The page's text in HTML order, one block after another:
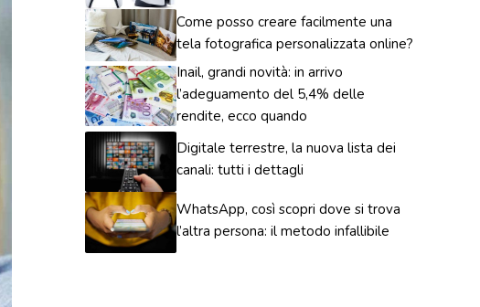
Come posso creare facilmente una
tela fotografica personalizzata online?
Inail, grandi novità: in arrivo
l’adeguamento del 5,4% delle
rendite, ecco quando
Digitale terrestre, la nuova lista dei
canali: tutti i dettagli
WhatsApp, così scopri dove si trova
l’altra persona: il metodo infallibile